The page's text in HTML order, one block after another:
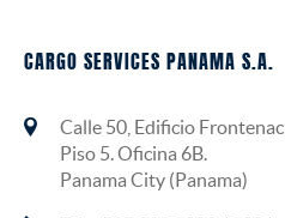
CARGO SERVICES PANAMA S.A.
Calle 50, Edificio Frontenac
Piso 5. Oficina 6B.
Panama City (Panama)